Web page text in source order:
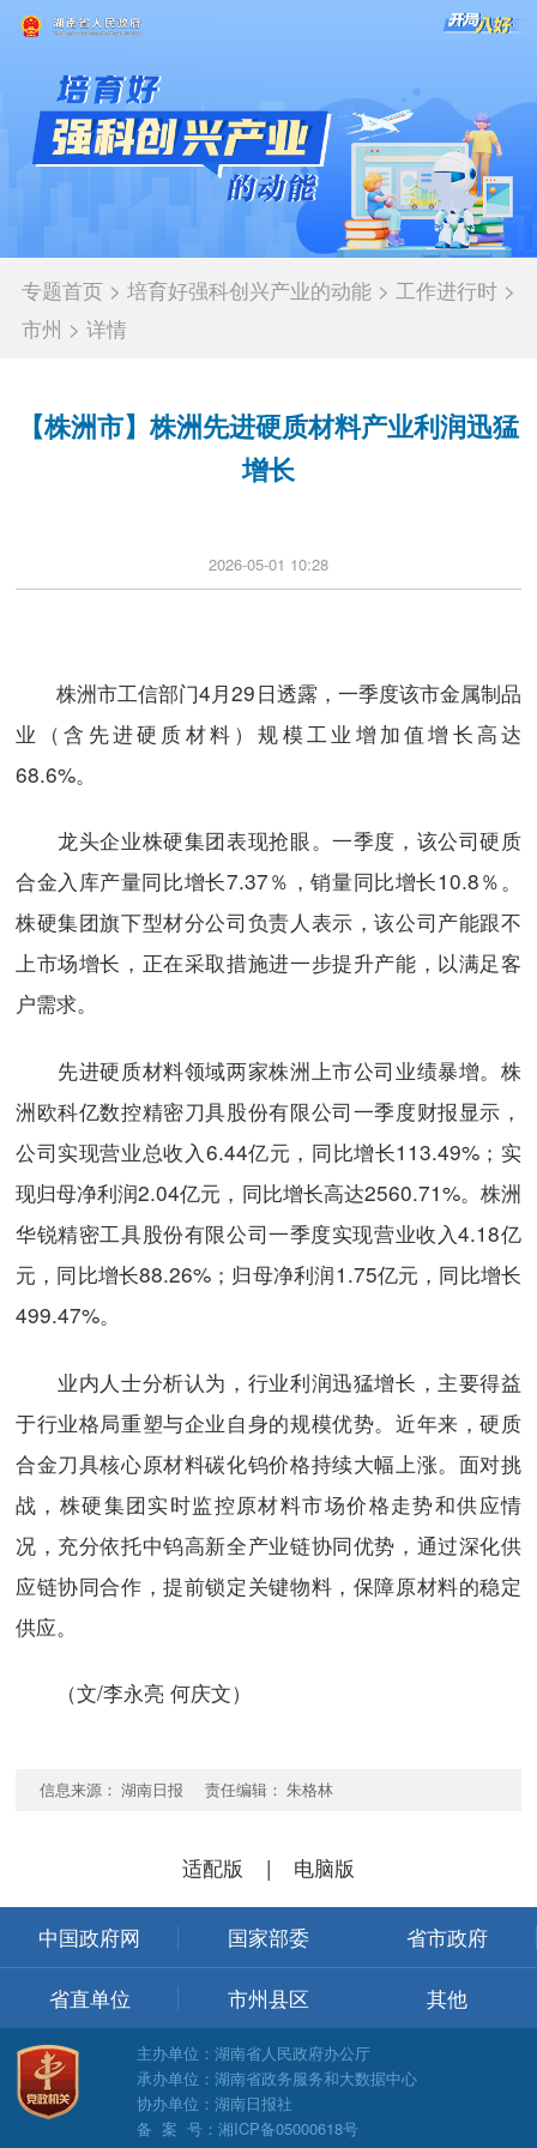
专题首页 >培育好强科创兴产业的动能 > 工作进行时 >
市州 > 详情
【株洲市】株洲先进硬质材料产业利润迅猛
增长
2026-05-01 10:28
株洲市工信部门4月29日透露，一季度该市金属制品
业（含先进硬质材料）规模工业增加值增长高达
68.6%。
龙头企业株硬集团表现抢眼。一季度，该公司硬质
合金入库产量同比增长7.37％，销量同比增长10.8％。
株硬集团旗下型材分公司负责人表示，该公司产能跟不
上市场增长，正在采取措施进一步提升产能，以满足客
户需求。
先进硬质材料领域两家株洲上市公司业绩暴增。株
洲欧科亿数控精密刀具股份有限公司一季度财报显示，
公司实现营业总收入6.44亿元，同比增长113.49%；实
现归母净利润2.04亿元，同比增长高达2560.71%。株洲
华锐精密工具股份有限公司一季度实现营业收入4.18亿
元，同比增长88.26%；归母净利润1.75亿元，同比增长
499.47%。
业内人士分析认为，行业利润迅猛增长，主要得益
于行业格局重塑与企业自身的规模优势。近年来，硬质
合金刀具核心原材料碳化钨价格持续大幅上涨。面对挑
战，株硬集团实时监控原材料市场价格走势和供应情
况，充分依托中钨高新全产业链协同优势，通过深化供
应链协同合作，提前锁定关键物料，保障原材料的稳定
供应。
（文/李永亮 何庆文）
信息来源： 湖南日报 责任编辑： 朱格林
适配版 | 电脑版
中国政府网 国家部委 省市政府
省直单位 市州县区 其他
主办单位：湖南省人民政府办公厅
承办单位：湖南省政务服务和大数据中心
协办单位：湖南日报社
备 案 号：湘ICP备05000618号